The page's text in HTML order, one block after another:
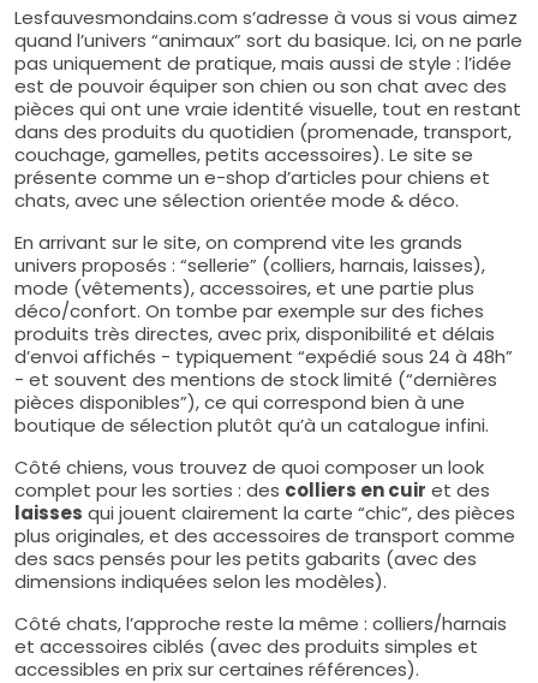
Lesfauvesmondains.com s’adresse à vous si vous aimez
quand l’univers “animaux” sort du basique. Ici, on ne parle
pas uniquement de pratique, mais aussi de style : l’idée
est de pouvoir équiper son chien ou son chat avec des
pièces qui ont une vraie identité visuelle, tout en restant
dans des produits du quotidien (promenade, transport,
couchage, gamelles, petits accessoires). Le site se
présente comme un e-shop d’articles pour chiens et
chats, avec une sélection orientée mode & déco.
En arrivant sur le site, on comprend vite les grands
univers proposés : “sellerie” (colliers, harnais, laisses),
mode (vêtements), accessoires, et une partie plus
déco/confort. On tombe par exemple sur des fiches
produits très directes, avec prix, disponibilité et délais
d’envoi affichés - typiquement “expédié sous 24 à 48h”
- et souvent des mentions de stock limité (“dernières
pièces disponibles”), ce qui correspond bien à une
boutique de sélection plutôt qu’à un catalogue infini.
Côté chiens, vous trouvez de quoi composer un look
complet pour les sorties : des colliers en cuir et des
laisses qui jouent clairement la carte “chic”, des pièces
plus originales, et des accessoires de transport comme
des sacs pensés pour les petits gabarits (avec des
dimensions indiquées selon les modèles).
Côté chats, l’approche reste la même : colliers/harnais
et accessoires ciblés (avec des produits simples et
accessibles en prix sur certaines références).